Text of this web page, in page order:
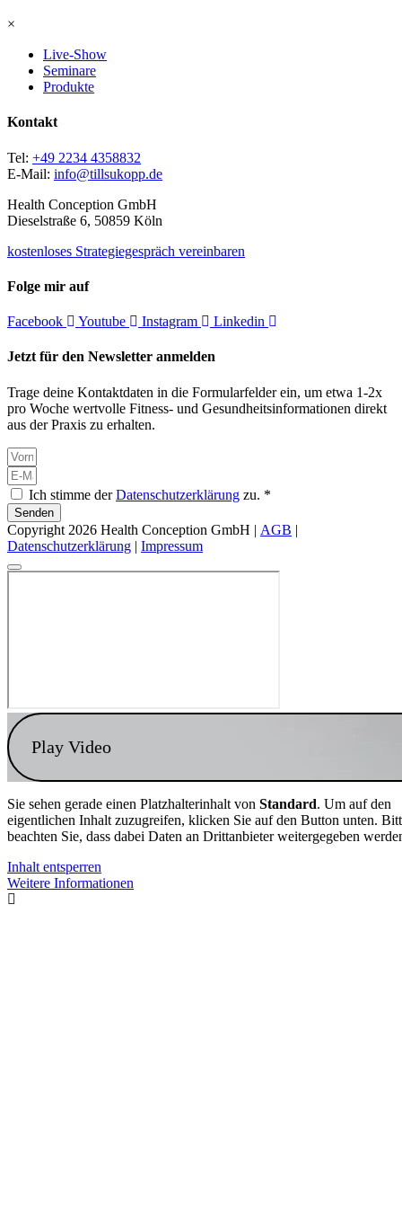
×
Live-Show
Seminare
Produkte
Kontakt
Tel: +49 2234 4358832
E-Mail: info@tillsukopp.de
Health Conception GmbH
Dieselstraße 6, 50859 Köln
kostenloses Strategiegespräch vereinbaren
Folge mir auf
Facebook Youtube Instagram Linkedin
Jetzt für den Newsletter anmelden
Trage deine Kontaktdaten in die Formularfelder ein, um etwa 1-2x
pro Woche wertvolle Fitness- und Gesundheitsinformationen direkt
aus der Praxis zu erhalten.
Ich stimme derDatenschutzerklärung zu. *
Senden
Copyright 2026 Health Conception GmbH | AGB |
Datenschutzerklärung | Impressum
Play Video
Sie sehen gerade einen Platzhalterinhalt von Standard. Um auf den
eigentlichen Inhalt zuzugreifen, klicken Sie auf den Button unten.
beachten Sie, dass dabei Daten an Drittanbieter weitergegeben
Inhalt entsperren
Weitere Informationen